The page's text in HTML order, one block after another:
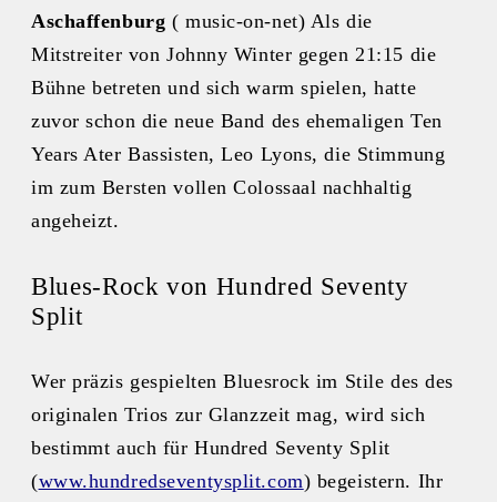
Aschaffenburg ( music-on-net) Als die
Mitstreiter von Johnny Winter gegen 21:15 die
Bühne betreten und sich warm spielen, hatte
zuvor schon die neue Band des ehemaligen Ten
Years Ater Bassisten, Leo Lyons, die Stimmung
im zum Bersten vollen Colossaal nachhaltig
angeheizt.
Blues-Rock von Hundred Seventy
Split
Wer präzis gespielten Bluesrock im Stile des des
originalen Trios zur Glanzzeit mag, wird sich
bestimmt auch für Hundred Seventy Split
(www.hundredseventysplit.com) begeistern. Ihr